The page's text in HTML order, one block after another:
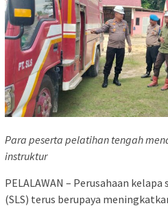
Para peserta pelatihan tengah
instruktur
PELALAWAN – Perusahaan
(SLS) terus berupaya